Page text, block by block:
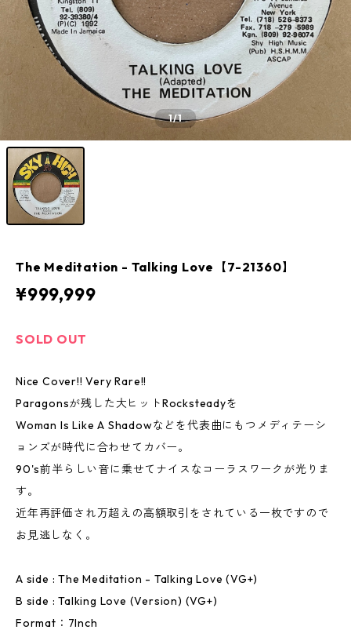
1/1
The Meditation - Talking Love【7-21360】
¥999,999
SOLD OUT
Nice Cover!! Very Rare!!
Paragonsが残した大ヒットRocksteadyを
Woman Is Like A Shadowなどを代表曲にもつメディテーシ
ョンズが時代に合わせてカバー。
90's前半らしい音に乗せてナイスなコーラスワークが光りま
す。
近年再評価され万超えの高額取引をされている一枚ですので
お見逃しなく。
A side : The Meditation - Talking Love (VG+)
B side : Talking Love (Version) (VG+)
Format：7Inch